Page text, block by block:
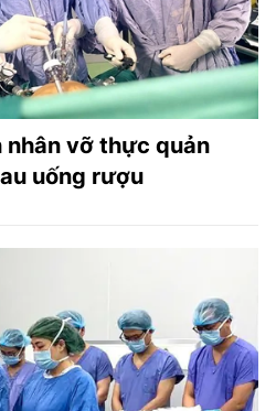
nhân vỡ thực quản
uống rượu